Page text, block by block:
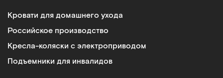
Кровати для домашнего ухода
Российское производство
Кресла-коляски с электроприводом
Подъемники для инвалидов